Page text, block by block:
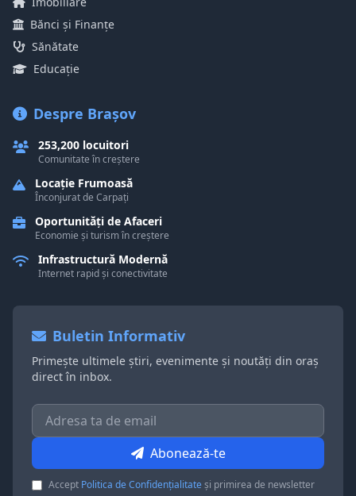
Bănci și Finanțe
Sănătate
Educație
Despre Brașov
253,200 locuitori
Comunitate în creștere
Locație Frumoasă
Înconjurat de Carpați
Oportunități de Afaceri
Economie și turism în creștere
Infrastructură Modernă
Internet rapid și conectivitate
Buletin Informativ
Primește ultimele știri, evenimente și noutăți din oraș
direct în inbox.
Abonează-te
Accept Politica de Confidențialitateși primirea de newsletter